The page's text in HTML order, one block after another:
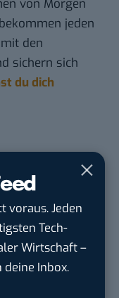
voraus. Jeden
Tech-
Wirtschaft –
Inbox.
von Morgen
jeden
den
sichern sich
du dich
(m/w/d)